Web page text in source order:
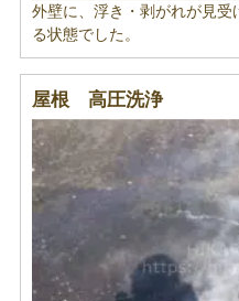
外壁に、浮き・剥がれが見
る状態でした。
屋根 高圧洗浄